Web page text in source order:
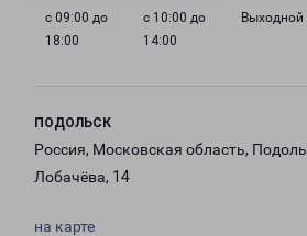
с 09:00 до
18:00
с 10:00 до
14:00
Выходной
ПОДОЛЬСК
Россия, Московская область,
Лобачёва, 14
на карте